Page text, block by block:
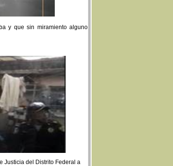
y que sin miramiento alguno
Justicia del Distrito Federal a